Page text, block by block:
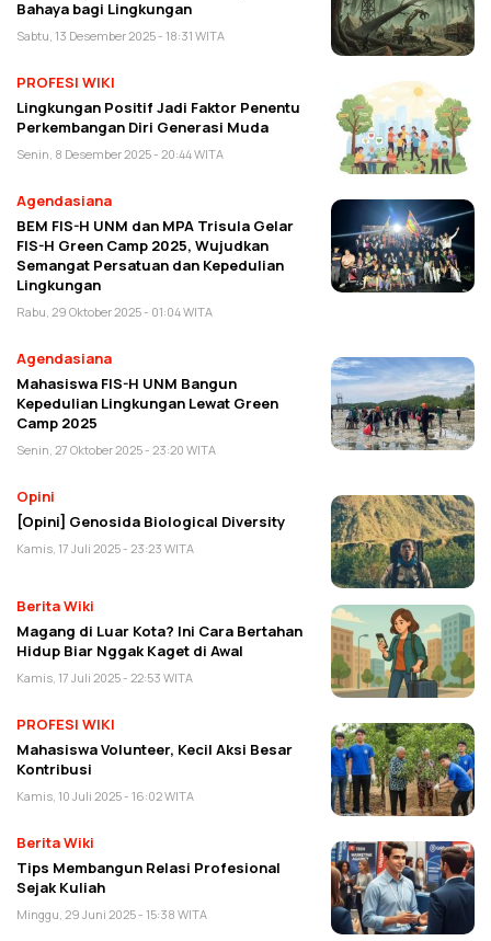
Bahaya bagi Lingkungan
Sabtu, 13 Desember 2025 - 18:31 WITA
PROFESI WIKI
Lingkungan Positif Jadi Faktor Penentu
Perkembangan Diri Generasi Muda
Senin, 8 Desember 2025 - 20:44 WITA
Agendasiana
BEM FIS-H UNM dan MPA Trisula Gelar
FIS-H Green Camp 2025, Wujudkan
Semangat Persatuan dan Kepedulian
Lingkungan
Rabu, 29 Oktober 2025 - 01:04 WITA
Agendasiana
Mahasiswa FIS-H UNM Bangun
Kepedulian Lingkungan Lewat Green
Camp 2025
Senin, 27 Oktober 2025 - 23:20 WITA
Opini
[Opini] Genosida Biological Diversity
Kamis, 17 Juli 2025 - 23:23 WITA
Berita Wiki
Magang di Luar Kota? Ini Cara Bertahan
Hidup Biar Nggak Kaget di Awal
Kamis, 17 Juli 2025 - 22:53 WITA
PROFESI WIKI
Mahasiswa Volunteer, Kecil Aksi Besar
Kontribusi
Kamis, 10 Juli 2025 - 16:02 WITA
Berita Wiki
Tips Membangun Relasi Profesional
Sejak Kuliah
Minggu, 29 Juni 2025 - 15:38 WITA